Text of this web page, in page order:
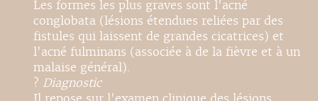
Les formes les plus graves sont l'acné
conglobata (lésions étendues reliées par des
fistules qui laissent de grandes cicatrices) et
l'acné fulminans (associée à de la fièvre et à un
malaise général).
? Diagnostic